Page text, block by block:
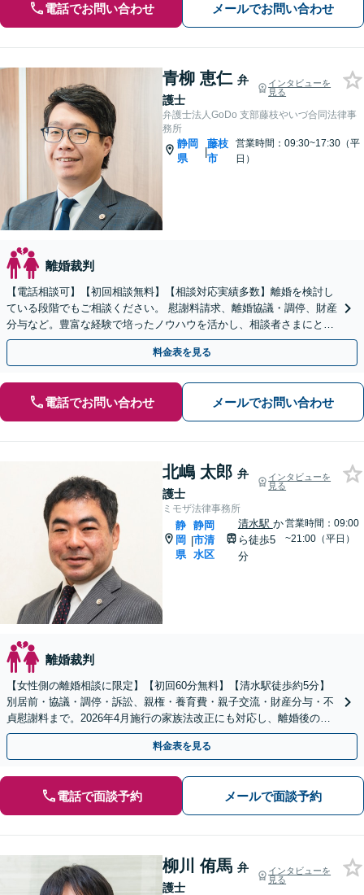
電話でお問い合わせ メールでお問い合わせ
青柳 恵仁 弁
護士
インタビューを
見る
弁護士法人GoDo 支部藤枝やいづ合同法律事
務所
静岡
県
|
藤枝
市
営業時間：09:30~17:30（平
日）
離婚裁判
【電話相談可】【初回相談無料】【相談対応実績多数】離婚を検討し
ている段階でもご相談ください。 慰謝料請求、離婚協議・調停、財産
分与など。豊富な経験で培ったノウハウを活かし、相談者さまにとっ
て最善の解決を目指します
料金表を見る
電話でお問い合わせ メールでお問い合わせ
北嶋 太郎 弁
護士
インタビューを
見る
ミモザ法律事務所
静
岡
県
|
静岡
市清
水区
清水駅 か
ら徒歩5
分
営業時間：09:00
~21:00（平日）
離婚裁判
【女性側の離婚相談に限定】【初回60分無料】【清水駅徒歩約5分】
別居前・協議・調停・訴訟、親権・養育費・親子交流・財産分与・不
貞慰謝料まで。2026年4月施行の家族法改正にも対応し、離婚後の生
活を見据えて解決を支えます。
料金表を見る
電話で面談予約 メールで面談予約
柳川 侑馬 弁
護士
インタビューを
見る